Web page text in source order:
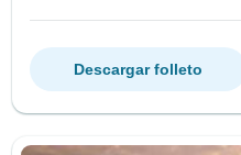
Descargar folleto